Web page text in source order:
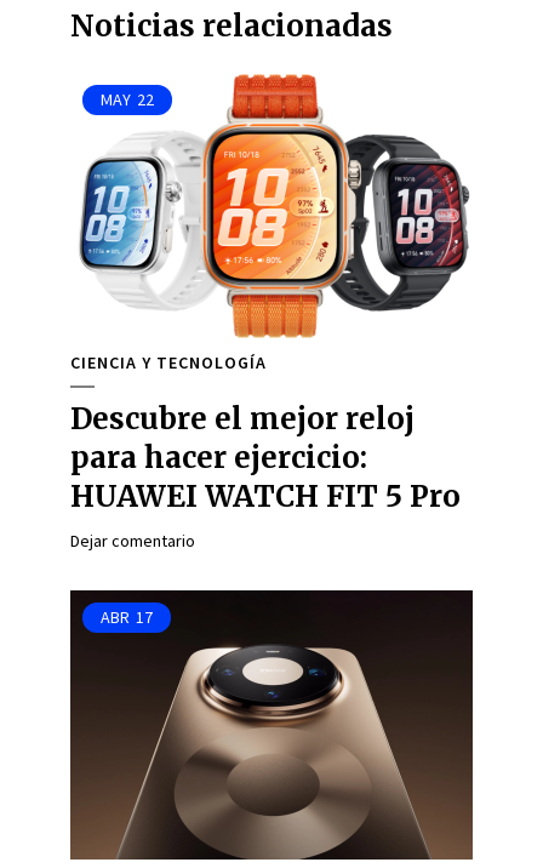
Noticias relacionadas
MAY 22
CIENCIA Y TECNOLOGÍA
Descubre el mejor reloj
para hacer ejercicio:
HUAWEI WATCH FIT 5 Pro
Dejar comentario
ABR 17